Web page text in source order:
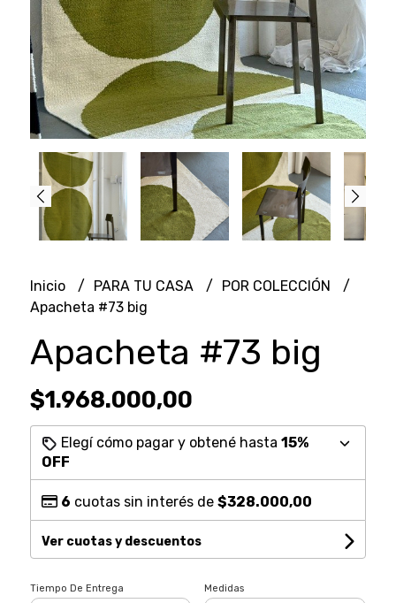
Inicio PARA TU CASA
POR COLECCIÓN
Apacheta #73 big
Apacheta #73 big
$1.968.000,00
Elegí cómo pagar y obtené hasta 15%
OFF
6 cuotas sin interés de $328.000,00
Ver cuotas y descuentos
Tiempo De Entrega Medidas